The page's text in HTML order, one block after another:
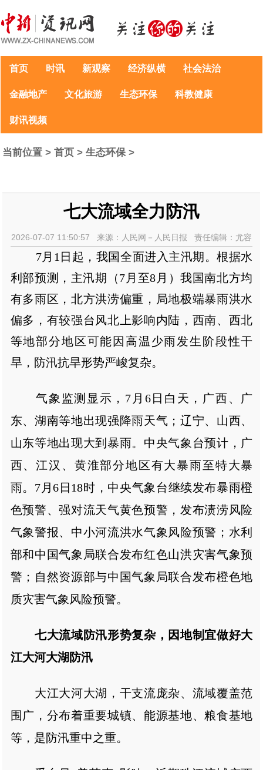
首页 时讯 新观察 经济纵横 社会法治
金融地产 文化旅游 生态环保 科教健康
财讯视频
当前位置 >首页 >生态环保>
七大流域全力防汛
2026-07-07 11:50:57 来源：人民网－人民日报 责任编辑：尤容
7月1日起，我国全面进入主汛期。根据水
利部预测，主汛期（7月至8月）我国南北方均
有多雨区，北方洪涝偏重，局地极端暴雨洪水
偏多，有较强台风北上影响内陆，西南、西北
等地部分地区可能因高温少雨发生阶段性干
旱，防汛抗旱形势严峻复杂。
气象监测显示，7月6日白天，广西、广
东、湖南等地出现强降雨天气；辽宁、山西、
山东等地出现大到暴雨。中央气象台预计，广
西、江汉、黄淮部分地区有大暴雨至特大暴
雨。7月6日18时，中央气象台继续发布暴雨橙
色预警、强对流天气黄色预警，发布渍涝风险
气象警报、中小河流洪水气象风险预警；水利
部和中国气象局联合发布红色山洪灾害气象预
警；自然资源部与中国气象局联合发布橙色地
质灾害气象风险预警。
七大流域防汛形势复杂，因地制宜做好大
江大河大湖防汛
大江大河大湖，干支流庞杂、流域覆盖范
围广，分布着重要城镇、能源基地、粮食基地
等，是防汛重中之重。